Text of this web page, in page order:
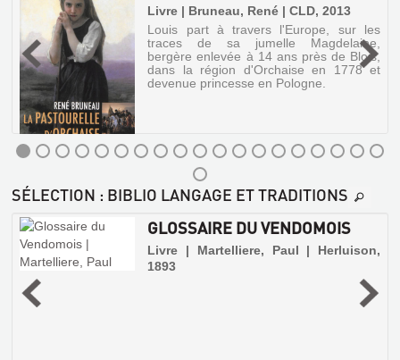
GLOSSAIRE
DU
PAYS
BLAISOIS
Thibault,
Adrien
|
Slatkine
reprints,
1970
Vocables,
locutions,
Livre | Bruneau, René | CLD, 2013
Louis part à travers l'Europe, sur les
traces de sa jumelle Magdelaine,
bergère enlevée à 14 ans près de Blois,
dans la région d'Orchaise en 1778 et
devenue princesse en Pologne.
LA
PASTOURELLE
D'ORCHAISE
Livre
|
Bruneau,
René
SÉLECTION : BIBLIO LANGAGE ET TRADITIONS
GLOSSAIRE DU VENDOMOIS
Livre | Martelliere, Paul | Herluison,
1893